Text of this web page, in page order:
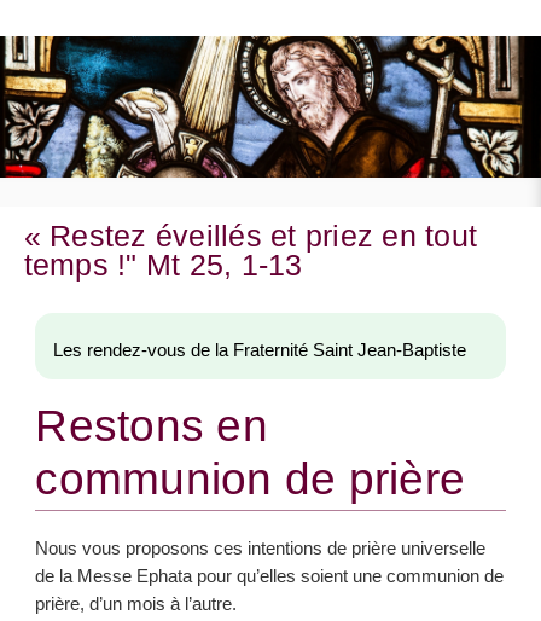
« Restez éveillés et priez en tout
temps !" Mt 25, 1-13
Les rendez-vous de la Fraternité Saint Jean-Baptiste
Restons en
communion de prière
Nous vous proposons ces intentions de prière universelle
de la Messe Ephata pour qu’elles soient une communion de
prière, d’un mois à l’autre.